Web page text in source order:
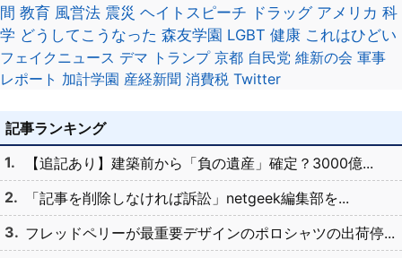
間 教育 風営法 震災 ヘイトスピーチ ドラッグ アメリカ 科
学 どうしてこうなった 森友学園 LGBT 健康 これはひどい
フェイクニュース デマ トランプ 京都 自民党 維新の会 軍事
レポート 加計学園 産経新聞 消費税 Twitter
記事ランキング
【追記あり】建築前から「負の遺産」確定？3000億...
「記事を削除しなければ訴訟」netgeek編集部を...
フレッドペリーが最重要デザインのポロシャツの出荷停...